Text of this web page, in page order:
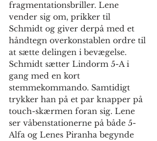
fragmentationsbriller. Lene
vender sig om, prikker til
Schmidt og giver derpå med et
håndtegn overkonstablen ordre til
at sætte delingen i bevægelse.
Schmidt sætter Lindorm 5-A i
gang med en kort
stemmekommando. Samtidigt
trykker han på et par knapper på
touch-skærmen foran sig. Lene
ser våbenstationerne på både 5-
Alfa og Lenes Piranha begynde